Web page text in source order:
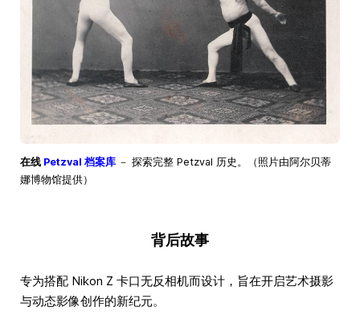
在线 Petzval 档案库 － 探索完整 Petzval 历史。（照片由阿尔贝蒂
娜博物馆提供）
背后故事
专为搭配 Nikon Z 卡口无反相机而设计，旨在开启艺术摄影
与动态影像创作的新纪元。